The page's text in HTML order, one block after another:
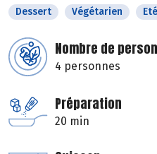
Dessert Végétarien Eté
Nombre de
4 personnes
Préparation
20 min